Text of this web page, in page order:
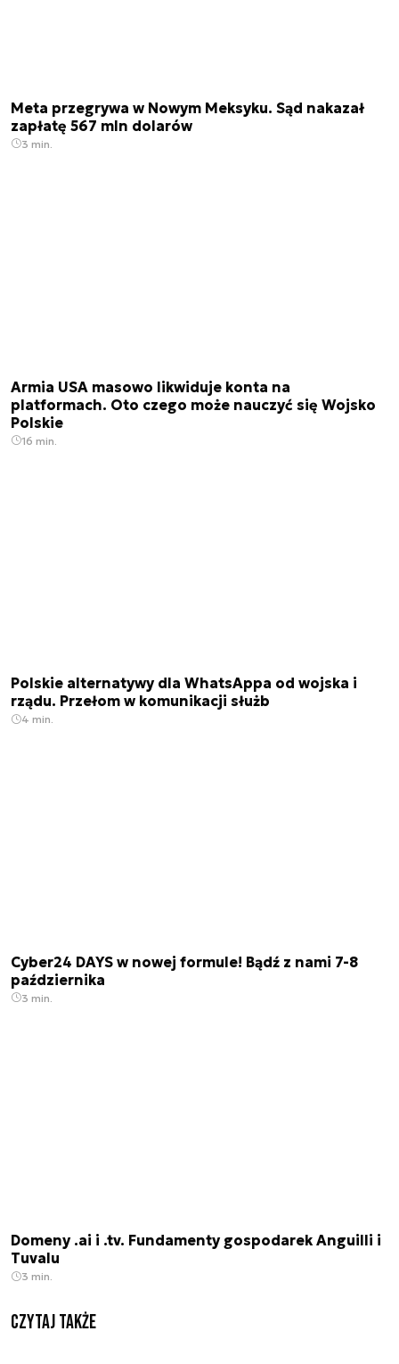
Meta przegrywa w Nowym Meksyku. Sąd nakazał
zapłatę 567 mln dolarów
3 min.
Armia USA masowo likwiduje konta na
platformach. Oto czego może nauczyć się Wojsko
Polskie
16 min.
Polskie alternatywy dla WhatsAppa od wojska i
rządu. Przełom w komunikacji służb
4 min.
Cyber24 DAYS w nowej formule! Bądź z nami 7-8
października
3 min.
Domeny .ai i .tv. Fundamenty gospodarek Anguilli i
Tuvalu
3 min.
Czytaj także